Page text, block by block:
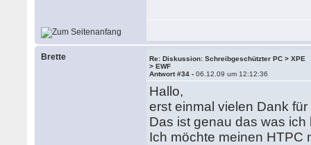
Brette
Re: Diskussion: Schreibgeschützter PC > XPE
> EWF
Antwort #34 -06.12.09 um 12:12:36
Hallo,
erst einmal vielen Dank
Das ist genau das was ich
Ich möchte meinen HTPC